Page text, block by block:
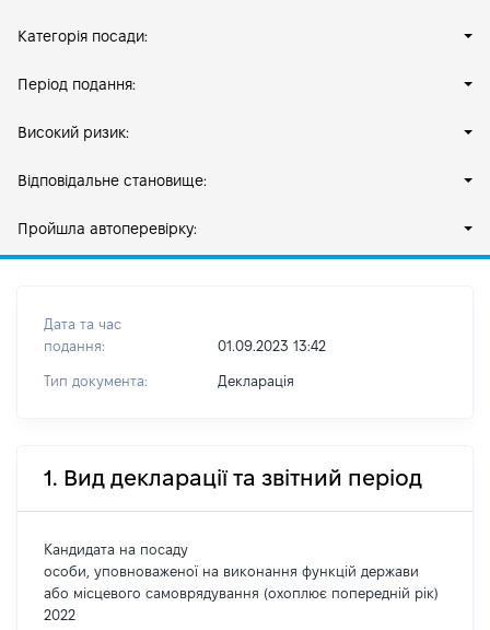
Категорія посади:
Період подання:
Високий ризик:
Відповідальне становище:
Пройшла автоперевірку:
Дата та час
подання:
01.09.2023 13:42
Тип документа: Декларація
1. Вид декларації та звітний період
Кандидата на посаду
особи, уповноваженої на виконання функцій держави
або місцевого самоврядування (охоплює попередній рік)
2022